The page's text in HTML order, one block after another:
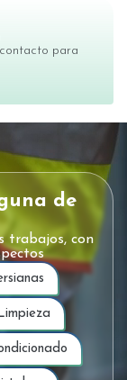
para
de
trabajos, con